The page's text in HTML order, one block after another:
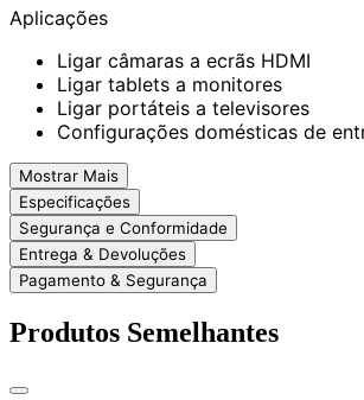
Aplicações
Ligar câmaras a ecrãs HDMI
Ligar tablets a monitores
Ligar portáteis a televisores
Configurações domésticas de
Mostrar Mais
Especificações
Segurança e Conformidade
Entrega & Devoluções
Pagamento & Segurança
Produtos Semelhantes